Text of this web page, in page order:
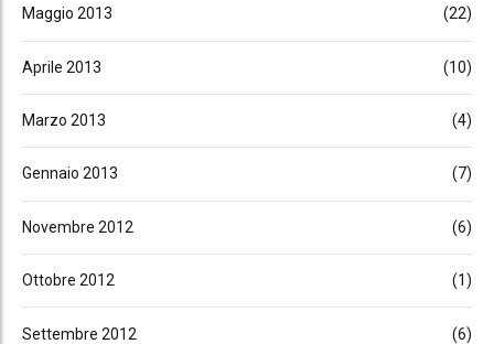
Maggio 2013 (22)
Aprile 2013 (10)
Marzo 2013 (4)
Gennaio 2013 (7)
Novembre 2012 (6)
Ottobre 2012 (1)
Settembre 2012 (6)